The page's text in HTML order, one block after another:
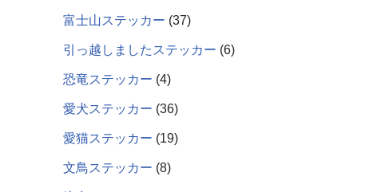
富士山ステッカー 37
引っ越しましたステッカー 6
恐竜ステッカー 4
愛犬ステッカー 36
愛猫ステッカー 19
文鳥ステッカー 8